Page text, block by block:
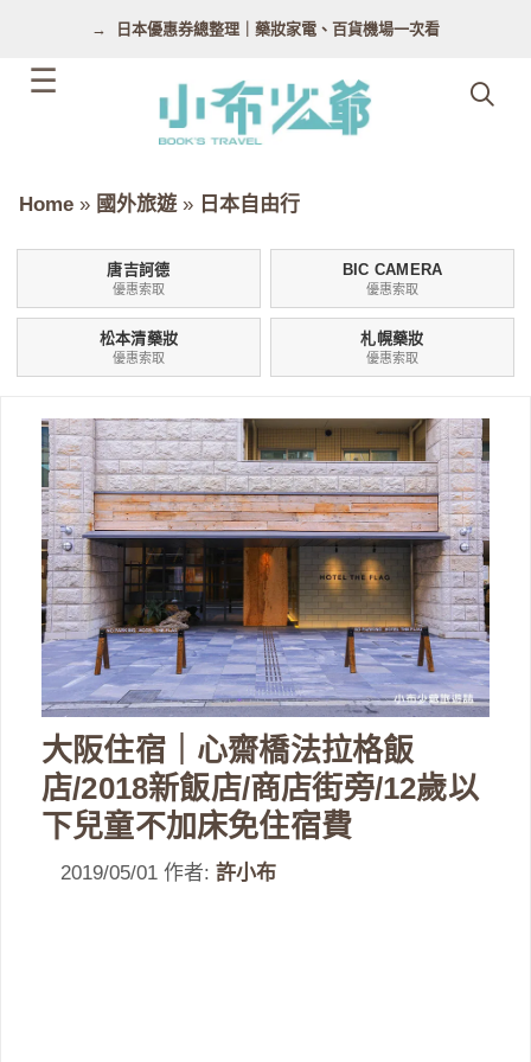
日本優惠券總整理｜藥妝家電、百貨機場一次看
Home » 國外旅遊 » 日本自由行
唐吉訶德
優惠索取
BIC CAMERA
優惠索取
松本清藥妝
優惠索取
札幌藥妝
優惠索取
大阪住宿｜心齋橋法拉格飯
店/2018新飯店/商店街旁/12歲以
下兒童不加床免住宿費
2019/05/01 作者: 許小布